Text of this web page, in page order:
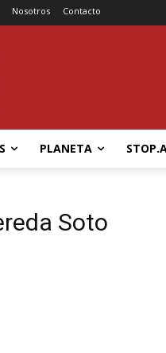
Nosotros Contacto
PLANETA
Soto